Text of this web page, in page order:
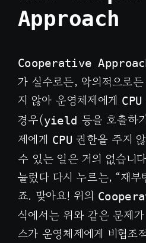
Approach
Cooperative
가 실수로든, 악의적으로
지 않아 운영체제에게 CPU
경우(yield 등을 호출하
제에게 CPU 권한을 주지
수 있는 일은 거의 없습니
눌렀다 다시 누르는, “재부
죠. 맞아요! 위의
식에서는 위와 같은 문제
스가 운영체제에게 비협조